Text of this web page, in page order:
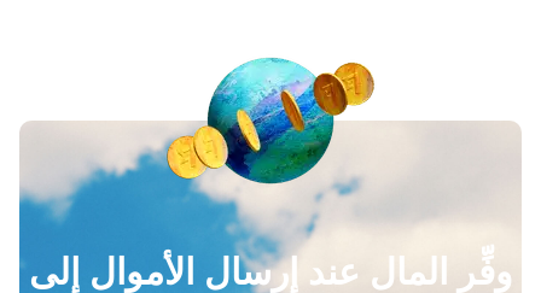
وفِّر المال عند إرسال الأموال إلى